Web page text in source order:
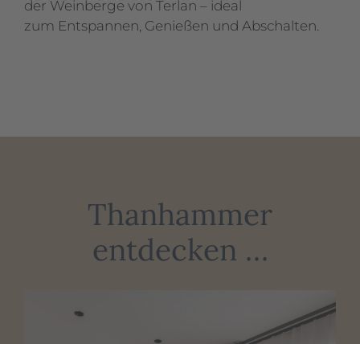
der Weinberge von Terlan – ideal
zum Entspannen, Genießen und Abschalten.
Thanhammer
entdecken …